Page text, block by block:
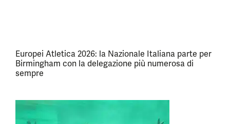
Europei Atletica 2026: la Nazionale Italiana parte per
Birmingham con la delegazione più numerosa di
sempre